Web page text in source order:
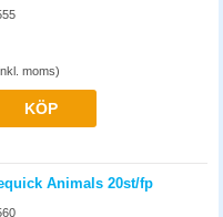
moms)
KÖP
Animals 20st/fp